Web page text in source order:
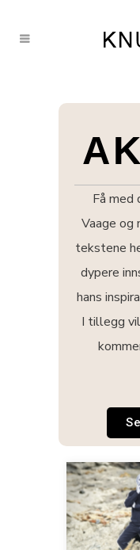
Få
Vaage og
tekstene
dypere
hans
I tillegg